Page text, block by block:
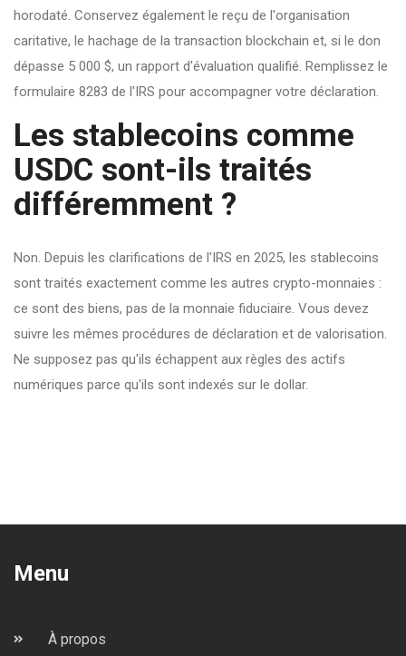
horodaté. Conservez également le reçu de l'organisation
caritative, le hachage de la transaction blockchain et, si le don
dépasse 5 000 $, un rapport d'évaluation qualifié. Remplissez le
formulaire 8283 de l'IRS pour accompagner votre déclaration.
Les stablecoins comme
USDC sont-ils traités
différemment ?
Non. Depuis les clarifications de l'IRS en 2025, les stablecoins
sont traités exactement comme les autres crypto-monnaies :
ce sont des biens, pas de la monnaie fiduciaire. Vous devez
suivre les mêmes procédures de déclaration et de valorisation.
Ne supposez pas qu'ils échappent aux règles des actifs
numériques parce qu'ils sont indexés sur le dollar.
Menu
À propos